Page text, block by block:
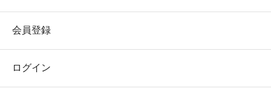
会員登録
ログイン